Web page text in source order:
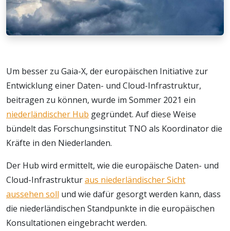
Um besser zu Gaia-X, der europäischen Initiative zur
Entwicklung einer Daten- und Cloud-Infrastruktur,
beitragen zu können, wurde im Sommer 2021 ein
niederländischer Hub gegründet. Auf diese Weise
bündelt das Forschungsinstitut TNO als Koordinator die
Kräfte in den Niederlanden.
Der Hub wird ermittelt, wie die europäische Daten- und
Cloud-Infrastrukturaus niederländischer Sicht
aussehen soll und wie dafür gesorgt werden kann, dass
die niederländischen Standpunkte in die europäischen
Konsultationen eingebracht werden.